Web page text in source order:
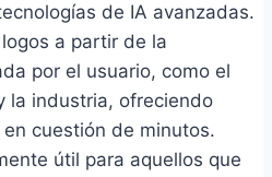
de IA avanzadas.
a partir de la
por el usuario, como el
la industria, ofreciendo
cuestión de minutos.
útil para aquellos que